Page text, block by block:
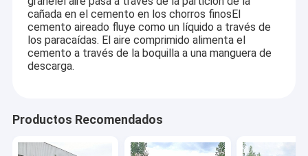
cañada en el cemento en los chorros finosEl
cemento aireado fluye como un líquido a través de
los paracaídas. El aire comprimido alimenta el
cemento a través de la boquilla a una manguera de
descarga.
Productos Recomendados